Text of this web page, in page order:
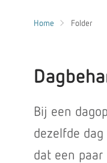
Home Folder
Bij een
dezelfde dag
dat een